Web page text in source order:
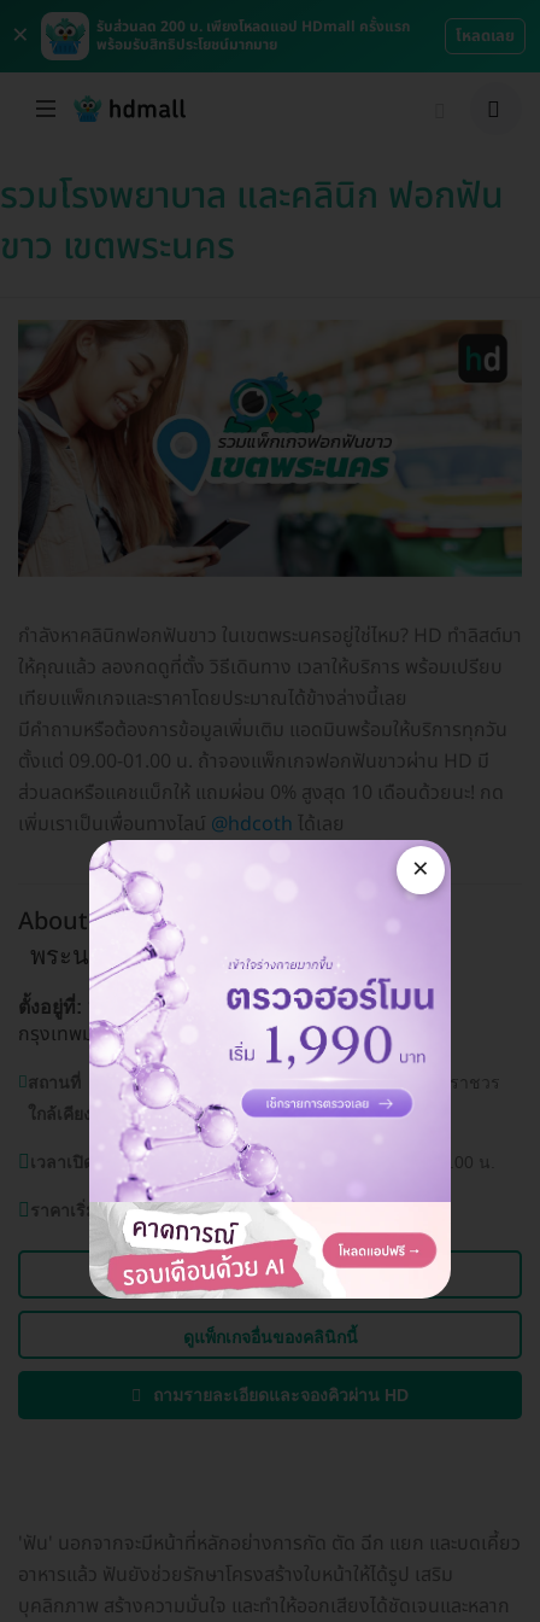
×
รับส่วนลด 200 บ. เพียงโหลดแอป HDmall ครั้งแรก
พร้อมรับสิทธิประโยชน์มากมาย
โหลดเลย
รวมโรงพยาบาล และคลินิก ฟอกฟัน
ขาว เขตพระนคร
กำลังหาคลินิกฟอกฟันขาว ในเขตพระนครอยู่ใช่ไหม? HD ทำลิสต์มา
ให้คุณแล้ว ลองกดดูที่ตั้ง วิธีเดินทาง เวลาให้บริการ พร้อมเปรียบ
เทียบแพ็กเกจและราคาโดยประมาณได้ข้างล่างนี้เลย
มีคำถามหรือต้องการข้อมูลเพิ่มเติม แอดมินพร้อมให้บริการทุกวัน
ตั้งแต่ 09.00-01.00 น. ถ้าจองแพ็กเกจฟอกฟันขาวผ่าน HD มี
ส่วนลดหรือแคชแบ็กให้ แถมผ่อน 0% สูงสุด 10 เดือนด้วยนะ! กด
เพิ่มเราเป็นเพื่อนทางไลน์ @hdcoth ได้เลย
About Tooth Dental Clinic สาขาข้าวสาร
พระนคร, กรุงเทพ
ตั้งอยู่ที่:
139 ถ. จักรพงษ์ แขวงชนะสงคราม เขตพระนคร
กรุงเทพมหานคร 10200
ดูแผนที่คลินิก
สถานที่
ใกล้เคียง:
วัดบวรนิเวศวิหารราชวรวิหาร, วัดชนะสงครามราชวร
หมาวิหาร, กรมโรงงานอุตสาหกรรม
เวลาเปิดบริการ: วันจันทร์-เสาร์ (หยุดวันอาทิตย์) 10.00-20.00 น.
ราคาเริ่มต้นที่12,000 บาท
ดูข้อมูลคลินิก
ดูแพ็กเกจอื่นของคลินิกนี้
ถามรายละเอียดและจองคิวผ่าน HD
'ฟัน' นอกจากจะมีหน้าที่หลักอย่างการกัด ตัด ฉีก แยก และบดเคี้ยว
อาหารแล้ว ฟันยังช่วยรักษาโครงสร้างใบหน้าให้ได้รูป เสริม
บุคลิกภาพ สร้างความมั่นใจ และทำให้ออกเสียงได้ชัดเจนและหลาก
×